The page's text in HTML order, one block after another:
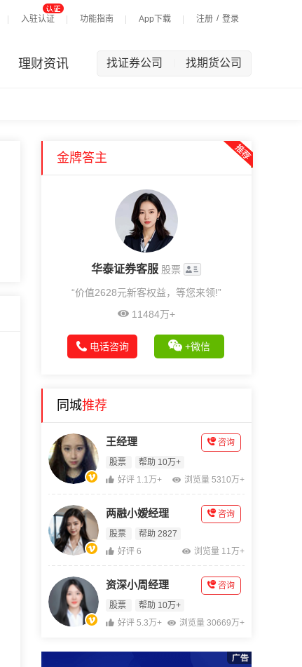
入驻认证 功能指南 App下载 注册 / 登录
理财资讯 找证券公司 找期货公司
金牌答主
华泰证券客服 股票
“价值2628元新客权益，等您来领!”
11484万+
电话咨询 +微信
同城推荐
王经理
股票 帮助 10万+
咨询
好评 1.1万+ 浏览量 5310万+
两融小嫒经理
股票 帮助 2827
咨询
好评 6 浏览量 11万+
资深小周经理
股票 帮助 10万+
咨询
好评 5.3万+ 浏览量 30669万+